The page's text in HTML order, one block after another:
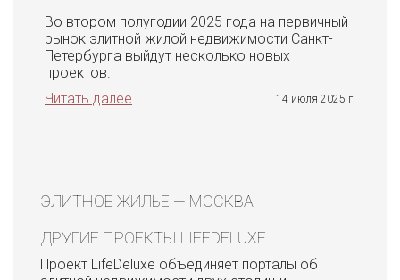
Во втором полугодии 2025 года на первичный
рынок элитной жилой недвижимости Санкт-
Петербурга выйдут несколько новых
проектов.
Читать далее
14 июля 2025 г.
ЭЛИТНОЕ ЖИЛЬЕ — МОСКВА
ДРУГИЕ ПРОЕКТЫ LIFEDELUXE
Проект LifeDeluxe объединяет порталы об